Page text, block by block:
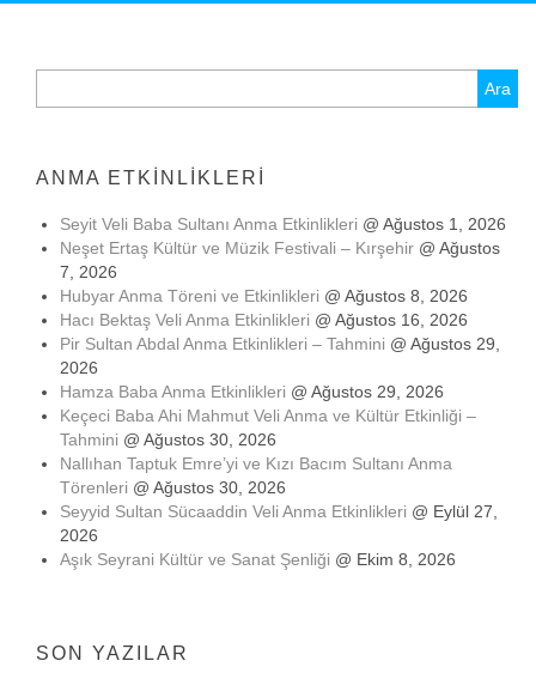
ANMA ETKINLIKLERI
Seyit Veli Baba Sultanı Anma Etkinlikleri @ Ağustos 1, 2026
Neşet Ertaş Kültür ve Müzik Festivali – Kırşehir @ Ağustos
7, 2026
Hubyar Anma Töreni ve Etkinlikleri @ Ağustos 8, 2026
Hacı Bektaş Veli Anma Etkinlikleri @ Ağustos 16, 2026
Pir Sultan Abdal Anma Etkinlikleri – Tahmini @ Ağustos 29,
2026
Hamza Baba Anma Etkinlikleri @ Ağustos 29, 2026
Keçeci Baba Ahi Mahmut Veli Anma ve Kültür Etkinliği –
Tahmini @ Ağustos 30, 2026
Nallıhan Taptuk Emre’yi ve Kızı Bacım Sultanı Anma
Törenleri @ Ağustos 30, 2026
Seyyid Sultan Sücaaddin Veli Anma Etkinlikleri @ Eylül 27,
2026
Aşık Seyrani Kültür ve Sanat Şenliği @ Ekim 8, 2026
SON YAZILAR